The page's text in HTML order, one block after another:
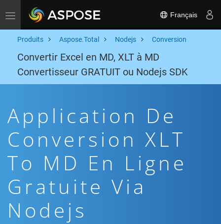
Toggle navigation Français
Produits Aspose.Total Nodejs Conversion
Convertir Excel en MD, XLT à MD
Convertisseur GRATUIT ou Nodejs SDK
Application De
Conversion XLT
To MD En Ligne
Gratuite Via
Nodejs